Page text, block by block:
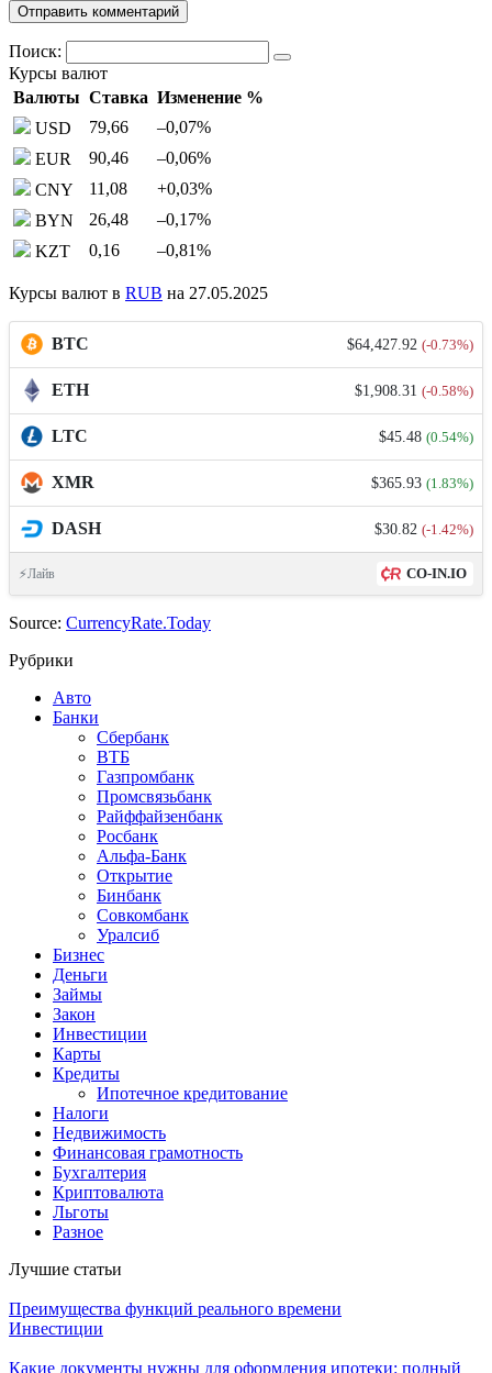
Поиск:
Курсы валют
Валюты Ставка Изменение %
USD
79,66 –0,07%
EUR
90,46 –0,06%
CNY
11,08 +0,03%
BYN
26,48 –0,17%
KZT
0,16 –0,81%
Курсы валют в RUB на 27.05.2025
BTC $64,427.92 (-0.73%)
ETH $1,908.31 (-0.58%)
LTC $45.48 (0.54%)
XMR $365.93 (1.83%)
DASH $30.82 (-1.42%)
⚡Лайв CO-IN.IO
Source: CurrencyRate.Today
Рубрики
Авто
Банки
Сбербанк
ВТБ
Газпромбанк
Промсвязьбанк
Райффайзенбанк
Росбанк
Альфа-Банк
Открытие
Бинбанк
Совкомбанк
Уралсиб
Бизнес
Деньги
Займы
Закон
Инвестиции
Карты
Кредиты
Ипотечное кредитование
Налоги
Недвижимость
Финансовая грамотность
Бухгалтерия
Криптовалюта
Льготы
Разное
Лучшие статьи
Преимущества функций реального времени
Инвестиции
Какие документы нужны для оформления ипотеки: полный